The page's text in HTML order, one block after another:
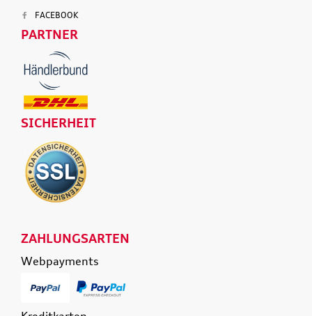
FACEBOOK
PARTNER
SICHERHEIT
ZAHLUNGSARTEN
Webpayments